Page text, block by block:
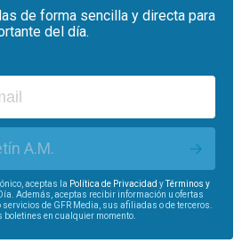
de forma sencilla y directa para
del día.
A.M.
aceptas la Política de Privacidad yTérminos y
Además, aceptas recibir información u ofertas
de GFR Media, sus afiliadas o de terceros.
boletines en cualquier momento.